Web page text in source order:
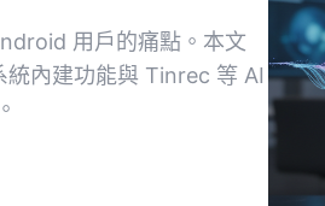
用戶的痛點。本文
內建功能與 Tinrec 等 AI